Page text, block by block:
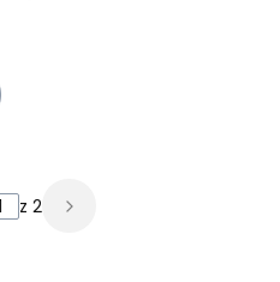
z 2 Następne produkty